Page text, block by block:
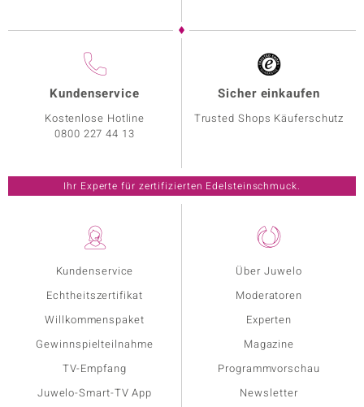
Kundenservice
Echtheitszertifikat
Willkommenspaket
Gewinnspielteilnahme
TV-Empfang
Juwelo-Smart-TV App
Über Juwelo
Moderatoren
Experten
Magazine
Programmvorschau
Newsletter
Kundenservice
Kostenlose Hotline
0800 227 44 13
Sicher einkaufen
Trusted Shops Käuferschutz
Ihr Experte für zertifizierten Edelsteinschmuck.